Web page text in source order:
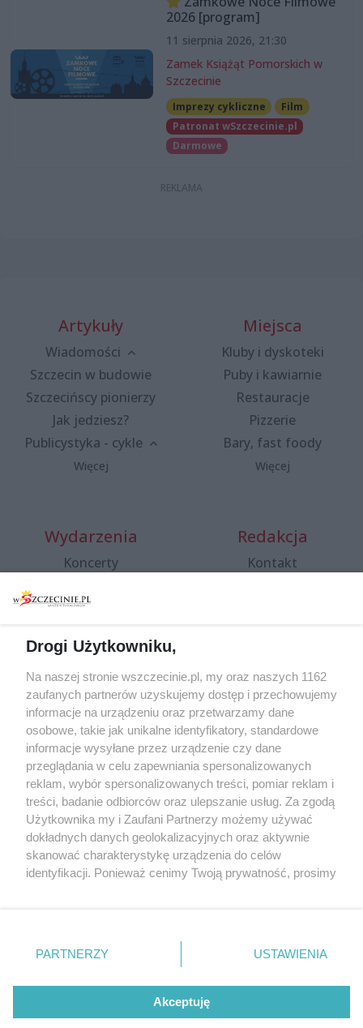
2026 [program]
11 sierpnia 2026, 21:30
Zamek Książąt Pomorskich w
Szczecinie
Imprezy cykliczne
Film
Patronat wSzczecinie.pl
Darmowe
Artykuły
Wiadomości
Szczecin w budowie
Szczecińscy pionierzy
Jak jedziesz?
Publicystyka - cykle
Więcej
Miejsca
Kluby i dyskoteki
Puby i kawiarnie
Restauracje
Pizzerie
Bary, fast foody
Więcej
Wydarzenia
Koncerty
Spacery i oprowadzania
targi
Wernisaże
Więcej
Redakcja
Kontakt
Specjalny koncert z okazji
20. urodzin portalu
wSzczecinie.pl
Regulamin konkursów
śniadaniówka "Hej
Szczecin! Jest piątek!"
Partnerzy
Praca Szczecin
© 2026 wSzczecinie.pl
Created by GOD
Drogi Użytkowniku,
Na naszej stronie wszczecinie.pl, my oraz naszych 1162
zaufanych partnerów uzyskujemy dostęp i przechowujemy
informacje na urządzeniu oraz przetwarzamy dane
osobowe, takie jak unikalne identyfikatory, standardowe
informacje wysyłane przez urządzenie czy dane
przeglądania w celu zapewniania spersonalizowanych
reklam, wybór spersonalizowanych treści, pomiar reklam i
treści, badanie odbiorców oraz ulepszanie usług. Za zgodą
Użytkownika my i Zaufani Partnerzy możemy używać
dokładnych danych geolokalizacyjnych oraz aktywnie
skanować charakterystykę urządzenia do celów
identyfikacji. Ponieważ cenimy Twoją prywatność, prosimy
prywatności znajdujący się w lewym dolnym rogu strony
. Niektóre rodzaje przetwarzania danych nie wymagają
takiemu przetwarzaniu. Preferencje będą miały
zastosowania tylko na tej witrynie.
PARTNERZY USTAWIENIA
Akceptuję